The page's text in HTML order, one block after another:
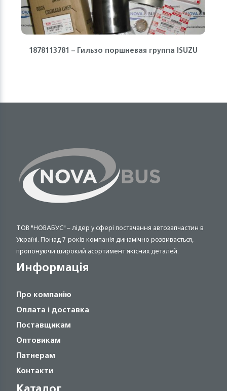
1878113781 – Гильзо поршневая группа ISUZU
ТОВ "НОВАБУС" – лідер у сфері постачання автозапчастин в
Україні. Понад 7 років компанія динамічно розвивається,
пропонуючи широкий асортимент якісних деталей.
Информація
Про компанію
Оплата і доставка
Поставщикам
Оптовикам
Патнерам
Контакти